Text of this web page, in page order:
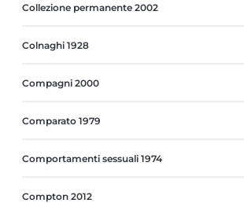
Collezione permanente 2002
Colnaghi 1928
Compagni 2000
Comparato 1979
Comportamenti sessuali 1974
Compton 2012